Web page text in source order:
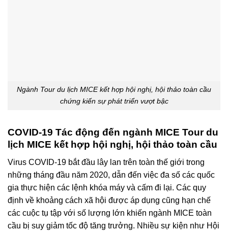
Ngành Tour du lịch MICE kết hợp hội nghị, hội thảo toàn cầu
chứng kiến ​​sự phát triển vượt bậc
COVID-19 Tác động đến ngành MICE Tour du
lịch MICE kết hợp hội nghị, hội thảo toàn cầu
Virus COVID-19 bắt đầu lây lan trên toàn thế giới trong
những tháng đầu năm 2020, dẫn đến việc đa số các quốc
gia thực hiện các lệnh khóa máy và cấm đi lại. Các quy
định về khoảng cách xã hội được áp dụng cũng hạn chế
các cuộc tụ tập với số lượng lớn khiến ngành MICE toàn
cầu bị suy giảm tốc độ tăng trưởng. Nhiều sự kiện như Hội